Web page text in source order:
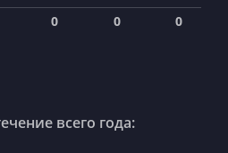
0 0 0
всего года: